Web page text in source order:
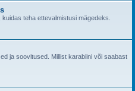
teha ettevalmistusi mägedeks.
ja soovitused. Millist karabiini või saabast